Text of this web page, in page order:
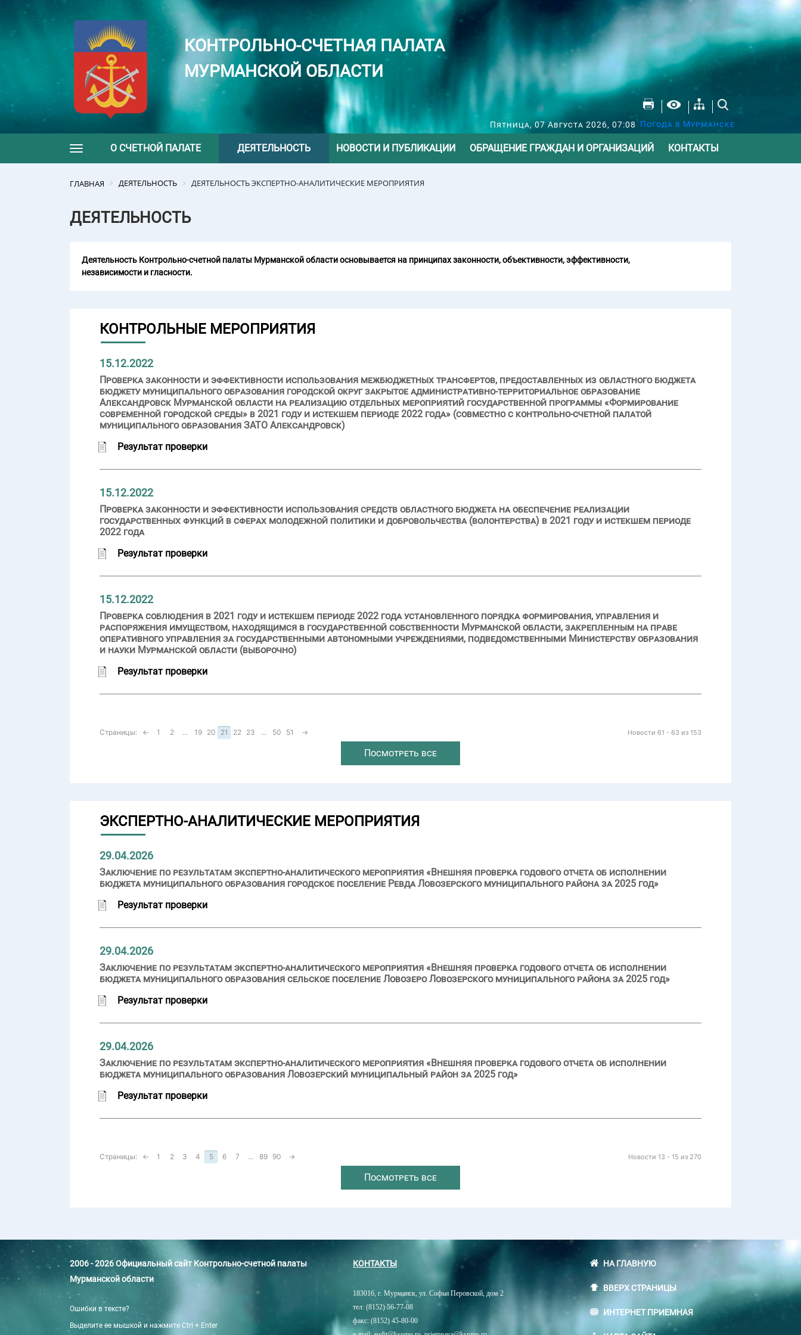
КОНТРОЛЬНО-СЧЕТНАЯ ПАЛАТА
МУРМАНСКОЙ ОБЛАСТИ
Пятница, 07 Августа 2026, 07:08 Погода в Мурманске
Toggle navigation
О СЧЕТНОЙ ПАЛАТЕ ДЕЯТЕЛЬНОСТЬ НОВОСТИ И ПУБЛИКАЦИИ ОБРАЩЕНИЕ ГРАЖДАН И ОРГАНИЗАЦИЙ КОНТАКТЫ
ГЛАВНАЯ ДЕЯТЕЛЬНОСТЬ ДЕЯТЕЛЬНОСТЬ ЭКСПЕРТНО-АНАЛИТИЧЕСКИЕ МЕРОПРИЯТИЯ
ДЕЯТЕЛЬНОСТЬ
Деятельность Контрольно-счетной палаты Мурманской области основывается на принципах законности, объективности, эффективности,
независимости и гласности.
КОНТРОЛЬНЫЕ МЕРОПРИЯТИЯ
15.12.2022
Проверка законности и эффективности использования межбюджетных трансфертов, предоставленных из областного бюджета
бюджету муниципального образования городской округ закрытое административно-территориальное образование
Александровск Мурманской области на реализацию отдельных мероприятий государственной программы «Формирование
современной городской среды» в 2021 году и истекшем периоде 2022 года» (совместно с контрольно-счетной палатой
муниципального образования ЗАТО Александровск)
Результат проверки
15.12.2022
Проверка законности и эффективности использования средств областного бюджета на обеспечение реализации
государственных функций в сферах молодежной политики и добровольчества (волонтерства) в 2021 году и истекшем периоде
2022 года
Результат проверки
15.12.2022
Проверка соблюдения в 2021 году и истекшем периоде 2022 года установленного порядка формирования, управления и
распоряжения имуществом, находящимся в государственной собственности Мурманской области, закрепленным на праве
оперативного управления за государственными автономными учреждениями, подведомственными Министерству образования
и науки Мурманской области (выборочно)
Результат проверки
Новости 61 - 63 из 153
Страницы: ← 1 2 ... 19 20 21 22 23 ... 50 51 →
Посмотреть все
ЭКСПЕРТНО-АНАЛИТИЧЕСКИЕ МЕРОПРИЯТИЯ
29.04.2026
Заключение по результатам экспертно-аналитического мероприятия «Внешняя проверка годового отчета об исполнении
бюджета муниципального образования городское поселение Ревда Ловозерского муниципального района за 2025 год»
Результат проверки
29.04.2026
Заключение по результатам экспертно-аналитического мероприятия «Внешняя проверка годового отчета об исполнении
бюджета муниципального образования сельское поселение Ловозеро Ловозерского муниципального района за 2025 год»
Результат проверки
29.04.2026
Заключение по результатам экспертно-аналитического мероприятия «Внешняя проверка годового отчета об исполнении
бюджета муниципального образования Ловозерский муниципальный район за 2025 год»
Результат проверки
Новости 13 - 15 из 270
Страницы: ← 1 2 3 4 5 6 7 ... 89 90 →
Посмотреть все
2006 - 2026 Официальный сайт Контрольно-счетной палаты
Мурманской области
Ошибки в тексте?
Выделите ее мышкой и нажмите Ctrl + Enter
КОНТАКТЫ
183016, г. Мурманск, ул. Софьи Перовской, дом 2
тел: (8152) 56-77-08
факс: (8152) 45-80-00
НА ГЛАВНУЮ
ВВЕРХ СТРАНИЦЫ
ИНТЕРНЕТ ПРИЕМНАЯ